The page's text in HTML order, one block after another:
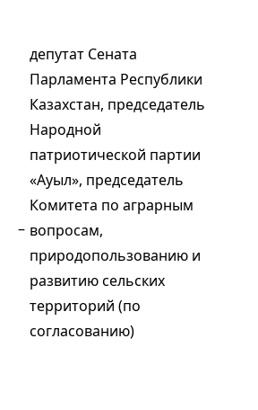
–
депутат Сената
Парламента Республики
Казахстан, председатель
Народной
патриотической партии
«Ауыл», председатель
Комитета по аграрным
вопросам,
природопользованию и
развитию сельских
территорий (по
согласованию)